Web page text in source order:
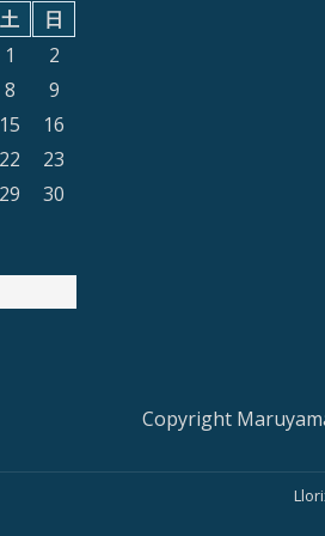
土
日
1
2
8
9
15
16
22
23
29
30
Copyright